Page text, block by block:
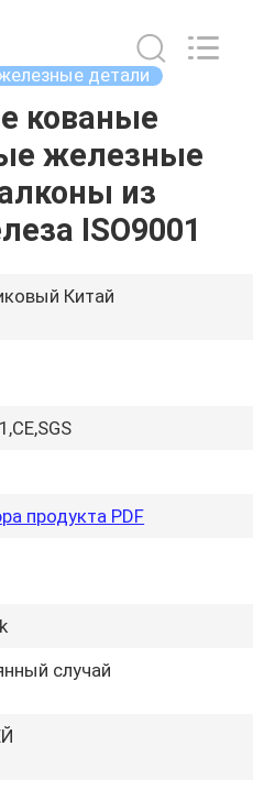
детали
кованые
железные
из
ISO9001
Китай
продукта PDF
случай